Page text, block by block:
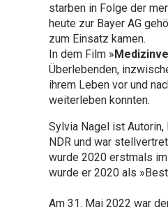
starben in Folge der
heute zur Bayer AG
zum Einsatz kamen.
In dem Film »
Überlebenden,
ihrem Leben vor und
weiterleben konnten.
Sylvia Nagel ist Autorin,
NDR und war
wurde 2020 erstmals
wurde er 2020 als
Am 31. Mai 2022 war